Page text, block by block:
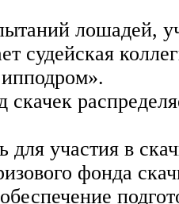
лошадей,
судейская
для участия в
фонда